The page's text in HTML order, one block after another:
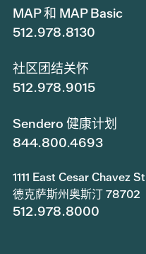
MAP 和 MAP Basic
512.978.8130
社区团结关怀
512.978.9015
Sendero 健康计划
844.800.4693
1111 East Cesar Chavez
德克萨斯州奥斯汀 78702
512.978.8000